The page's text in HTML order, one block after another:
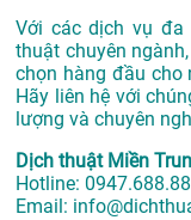
Với các dịch vụ đa
thuật chuyên
chọn hàng đầu cho
Hãy liên hệ với
lượng và chuyên
Dịch thuật Miền
Hotline:
Email: